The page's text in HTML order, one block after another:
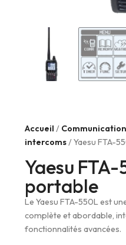
Accueil /
intercoms/ Yaesu FTA-
Yaesu
portable
Le Yaesu FTA-550L est
complète et abordable,
fonctionnalités avancées.